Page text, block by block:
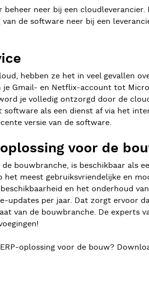
beheer neer bij een
de software neer bij een
hebben ze het in veel gevallen
je Gmail- en Netflix-account tot
je volledig ontzorgd door de
als een dienst af via het
versie van de software.
voor de
bouwbranche, is beschikbaar als
het meest gebruiksvriendelijke en
en het onderhoud
updates per jaar. Dat zorgt ervoor
van de bouwbranche. De experts
oplossing voor de bouw?